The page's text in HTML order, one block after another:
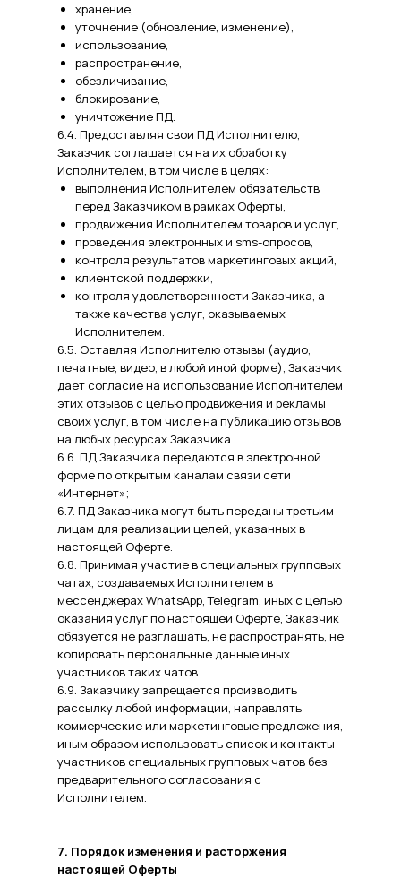
хранение,
уточнение (обновление, изменение),
использование,
распространение,
обезличивание,
блокирование,
уничтожение ПД.
6.4. Предоставляя свои ПД Исполнителю,
Заказчик соглашается на их обработку
Исполнителем, в том числе в целях:
выполнения Исполнителем обязательств
перед Заказчиком в рамках Оферты,
продвижения Исполнителем товаров и услуг,
проведения электронных и sms-опросов,
контроля результатов маркетинговых акций,
клиентской поддержки,
контроля удовлетворенности Заказчика, а
также качества услуг, оказываемых
Исполнителем.
6.5. Оставляя Исполнителю отзывы (аудио,
печатные, видео, в любой иной форме), Заказчик
дает согласие на использование Исполнителем
этих отзывов с целью продвижения и рекламы
своих услуг, в том числе на публикацию отзывов
на любых ресурсах Заказчика.
6.6. ПД Заказчика передаются в электронной
форме по открытым каналам связи сети
«Интернет»;
6.7. ПД Заказчика могут быть переданы третьим
лицам для реализации целей, указанных в
настоящей Оферте.
6.8. Принимая участие в специальных групповых
чатах, создаваемых Исполнителем в
мессенджерах WhatsApp, Telegram, иных с целью
оказания услуг по настоящей Оферте, Заказчик
обязуется не разглашать, не распространять, не
копировать персональные данные иных
участников таких чатов.
6.9. Заказчику запрещается производить
рассылку любой информации, направлять
коммерческие или маркетинговые предложения,
иным образом использовать список и контакты
участников специальных групповых чатов без
предварительного согласования с
Исполнителем.
7. Порядок изменения и расторжения
настоящей Оферты